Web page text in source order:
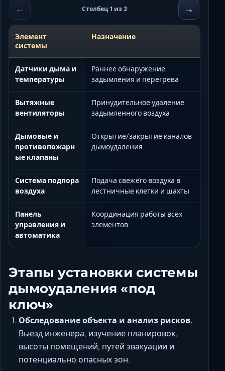
← Столбец 1 из 2 →
Элемент
системы
Назначение
Датчики дыма и
температуры
Раннее обнаружение
задымления и перегрева
Вытяжные
вентиляторы
Принудительное удаление
задымленного воздуха
Дымовые и
противопожарн
ые клапаны
Открытие/закрытие каналов
дымоудаления
Система подпора
воздуха
Подача свежего воздуха в
лестничные клетки и шахты
Панель
управления и
автоматика
Координация работы всех
элементов
Этапы установки системы
дымоудаления «под
ключ»
Обследование объекта и анализ рисков.
Выезд инженера, изучение планировок,
высоты помещений, путей эвакуации и
потенциально опасных зон.